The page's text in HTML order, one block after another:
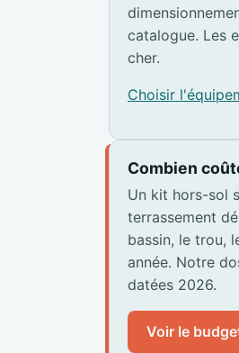
catalogue. Les
cher.
Choisir
Combien
Un kit hors-sol
terrassement
bassin, le trou,
année. Notre
datées 2026.
Voir le